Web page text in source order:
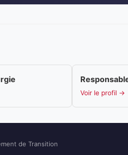
Voir le profil →
de Transition